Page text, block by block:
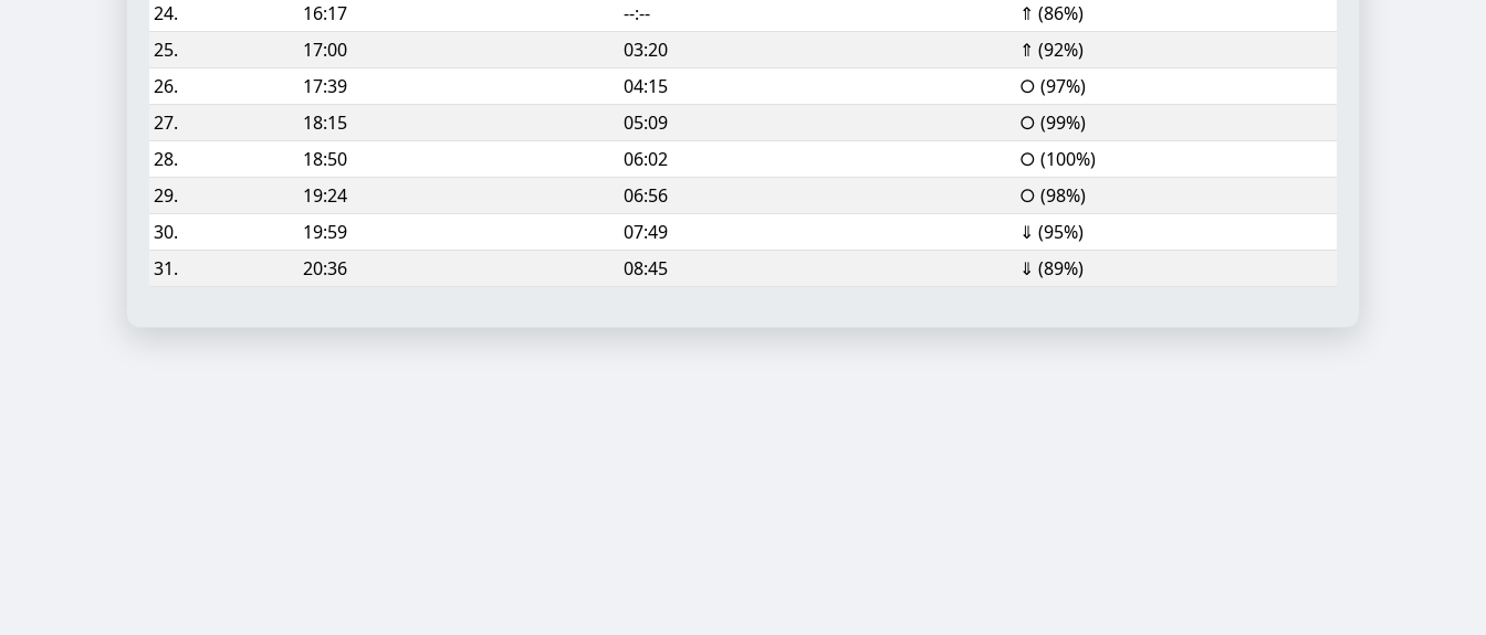
24.
16:17 --:--
⇑ (86%)
25.
17:00 03:20
⇑ (92%)
26.
17:39 04:15
○ (97%)
27.
18:15 05:09
○ (99%)
28.
18:50 06:02
○ (100%)
29.
19:24 06:56
○ (98%)
30.
19:59 07:49
⇓ (95%)
31.
20:36 08:45 ⇓ (89%)